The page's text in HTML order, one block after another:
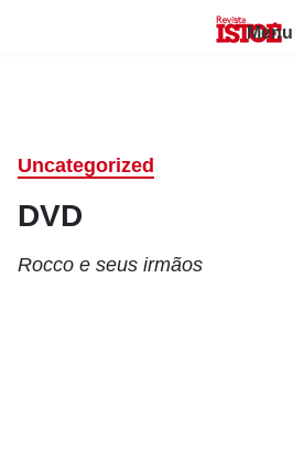
Menu
Uncategorized
DVD
Rocco e seus irmãos